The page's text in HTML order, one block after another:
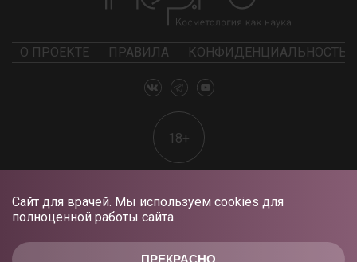
ПРЕКРАСНО
Сайт для врачей. Мы используем cookies для
полноценной работы сайта.
О ПРОЕКТЕ ПРАВИЛА КОНФИДЕНЦИАЛЬНОСТЬ
18+